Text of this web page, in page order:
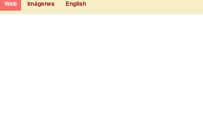
Web Imágenes English